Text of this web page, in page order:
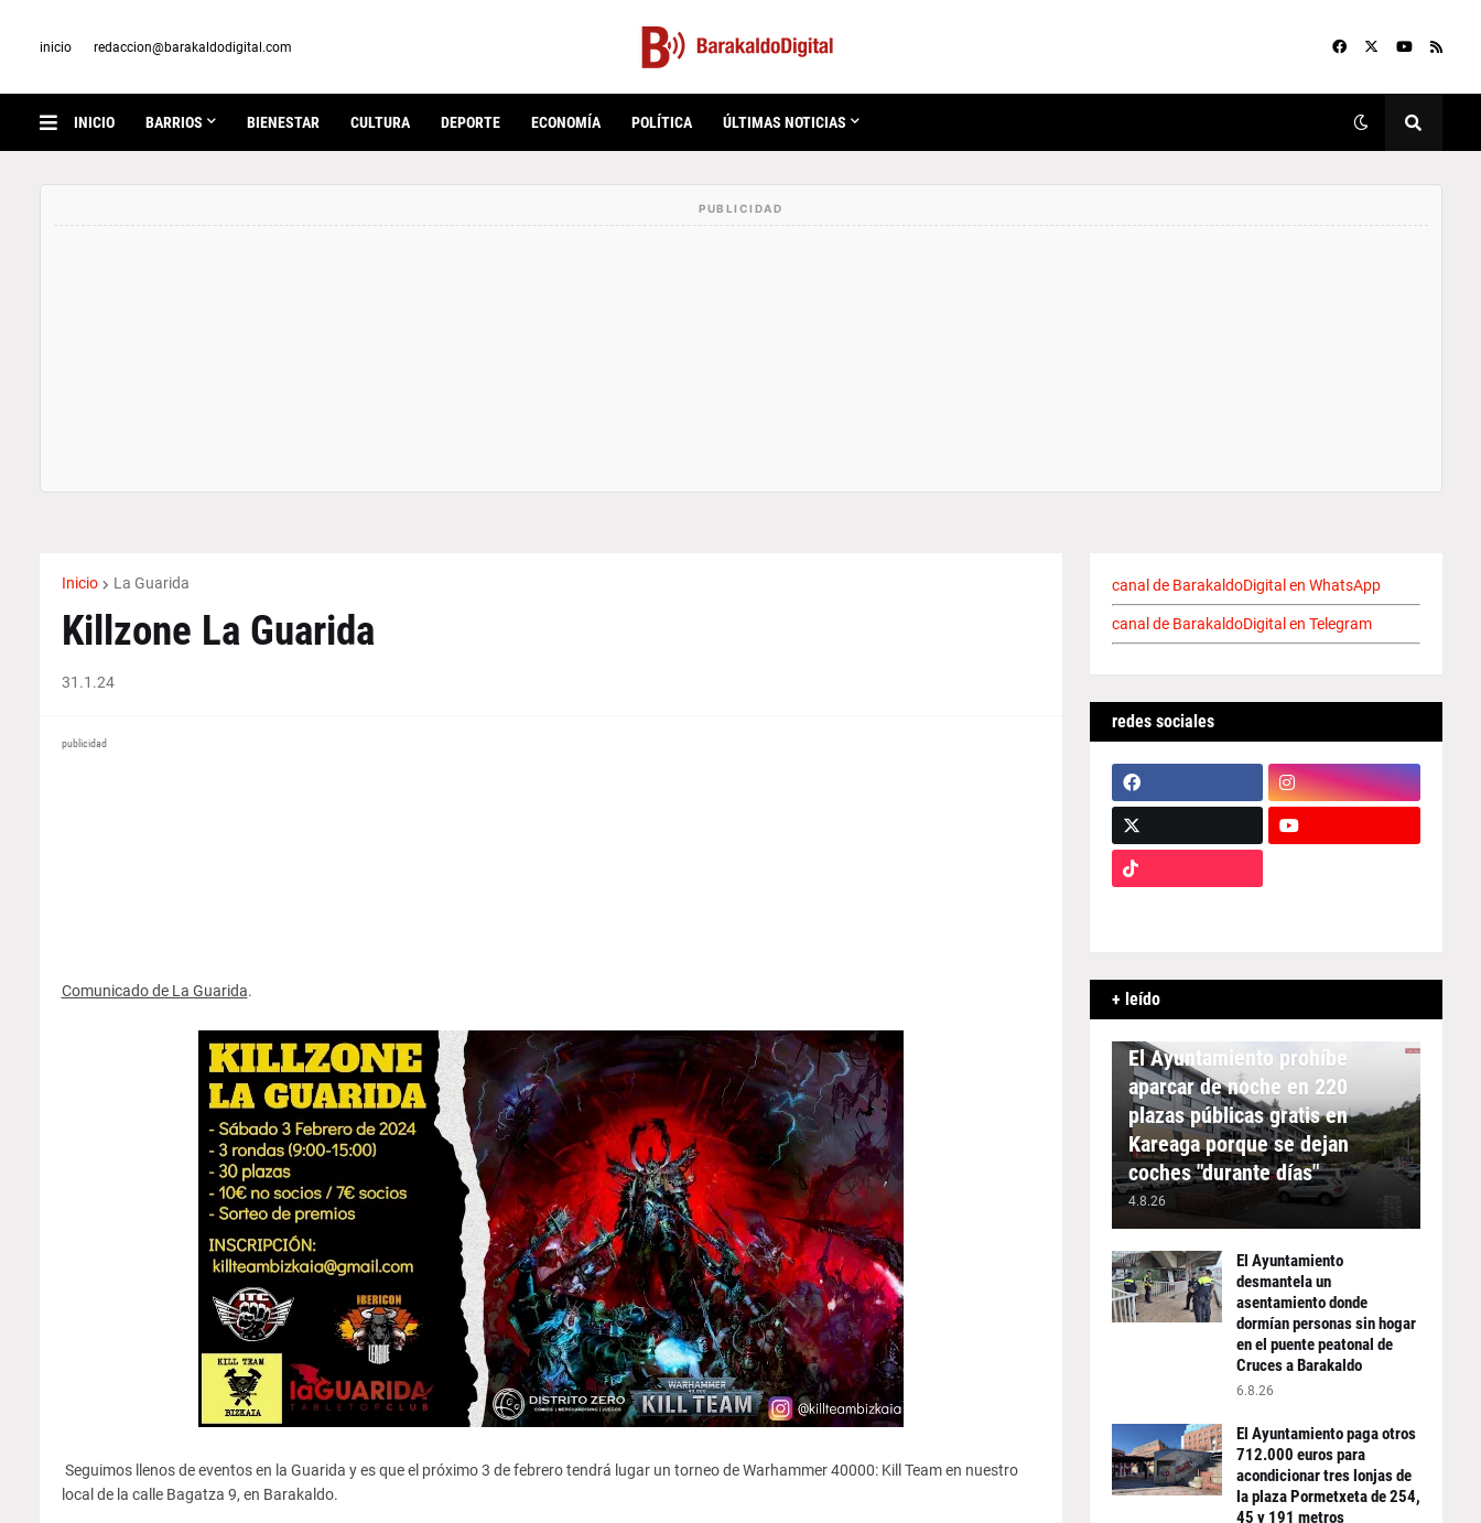
inicio redaccion@barakaldodigital.com
INICIO BARRIOS BIENESTAR CULTURA DEPORTE ECONOMÍA POLÍTICA ÚLTIMAS NOTICIAS
Inicio La Guarida
Killzone La Guarida
31.1.24
publicidad
Comunicado de La Guarida.
Seguimos llenos de eventos en la Guarida y es que el próximo 3 de febrero tendrá lugar un torneo de Warhammer 40000: Kill Team en nuestro
local de la calle Bagatza 9, en Barakaldo.
canal de BarakaldoDigital en WhatsApp
canal de BarakaldoDigital en Telegram
redes sociales
+ leído
APARCAMIENTO
El Ayuntamiento prohíbe
aparcar de noche en 220
plazas públicas gratis en
Kareaga porque se dejan
coches "durante días"
4.8.26
El Ayuntamiento
desmantela un
asentamiento donde
dormían personas sin hogar
en el puente peatonal de
Cruces a Barakaldo
6.8.26
El Ayuntamiento paga otros
712.000 euros para
acondicionar tres lonjas de
la plaza Pormetxeta de 254,
45 y 191 metros